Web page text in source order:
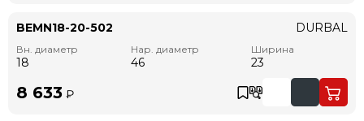
BEMN18-20-502
Вн. диаметр
18
Нар. диаметр
46
Ширина
23
DURBAL
8 633 ₽